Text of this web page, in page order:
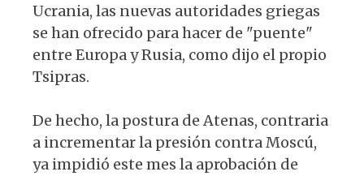
Ucrania, las nuevas autoridades griegas
se han ofrecido para hacer de "puente"
entre Europa y Rusia, como dijo el propio
Tsipras.
De hecho, la postura de Atenas, contraria
a incrementar la presión contra Moscú,
ya impidió este mes la aprobación de